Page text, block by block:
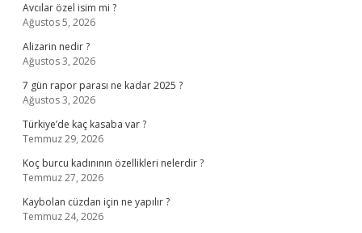
Avcılar özel isim mi ?
Ağustos 5, 2026
Alizarin nedir ?
Ağustos 3, 2026
7 gün rapor parası ne kadar 2025 ?
Ağustos 3, 2026
Türkiye’de kaç kasaba var ?
Temmuz 29, 2026
Koç burcu kadınının özellikleri nelerdir ?
Temmuz 27, 2026
Kaybolan cüzdan için ne yapılır ?
Temmuz 24, 2026